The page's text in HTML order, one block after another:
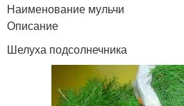
Наименование мульчи
Описание
Шелуха подсолнечника